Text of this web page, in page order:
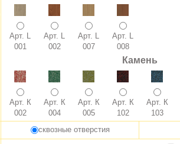
Арт. L
001
Арт. L
002
Арт. L
007
Арт. L
008
Камень
Арт. К
002
Арт. К
004
Арт. К
005
Арт. К
102
Арт. К
103
сквозные отверстия